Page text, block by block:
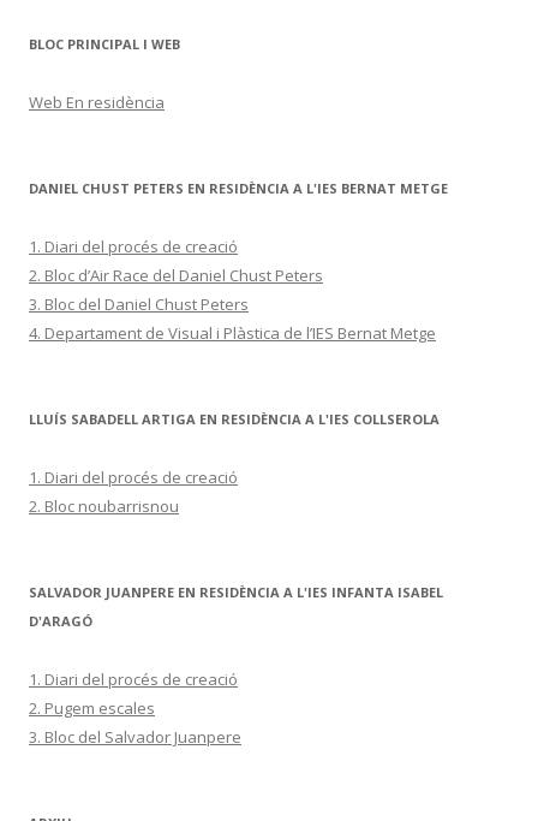
BLOC PRINCIPAL I WEB
Web En residència
DANIEL CHUST PETERS EN RESIDÈNCIA A L'IES BERNAT METGE
1. Diari del procés de creació
2. Bloc d’Air Race del Daniel Chust Peters
3. Bloc del Daniel Chust Peters
4. Departament de Visual i Plàstica de l’IES Bernat Metge
LLUÍS SABADELL ARTIGA EN RESIDÈNCIA A L'IES COLLSEROLA
1. Diari del procés de creació
2. Bloc noubarrisnou
SALVADOR JUANPERE EN RESIDÈNCIA A L'IES INFANTA ISABEL
D'ARAGÓ
1. Diari del procés de creació
2. Pugem escales
3. Bloc del Salvador Juanpere